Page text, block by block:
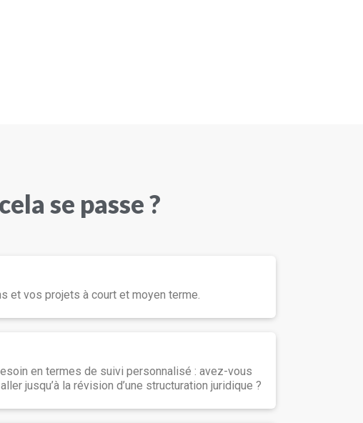
se passe ?
et vos projets à court et moyen terme.
en termes de suivi personnalisé : avez-vous
jusqu’à la révision d’une structuration juridique ?